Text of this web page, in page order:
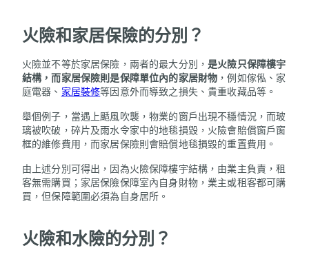
火險和家居保險的分別？
火險並不等於家居保險，兩者的最大分別，是火險只保障樓宇
結構，而家居保險則是保障單位內的家居財物 ，例如傢俬、家
庭電器、 家居裝修等因意外而導致之損失、貴重收藏品等。
舉個例子，當遇上颳風吹襲，物業的窗戶出現不穩情況，而玻
璃被吹破，碎片及雨水令家中的地毯損毀，火險會賠償窗戶窗
框的維修費用，而家居保險則會賠償地毯損毀的重置費用。
由上述分別可得出，因為火險保障樓宇結構，由業主負責，租
客無需購買；家居保險保障室內自身財物，業主或租客都可購
買，但保障範圍必須為自身居所。
火險和水險的分別？